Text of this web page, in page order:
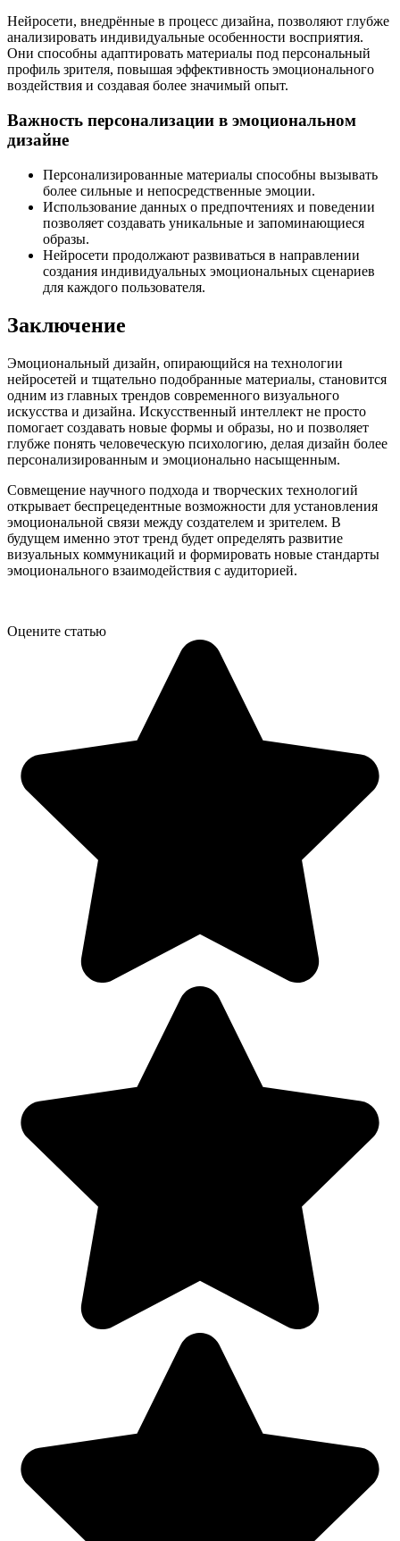
Нейросети, внедрённые в процесс дизайна, позволяют глубже
анализировать индивидуальные особенности восприятия.
Они способны адаптировать материалы под персональный
профиль зрителя, повышая эффективность эмоционального
воздействия и создавая более значимый опыт.
Важность персонализации в эмоциональном
дизайне
Персонализированные материалы способны вызывать
более сильные и непосредственные эмоции.
Использование данных о предпочтениях и поведении
позволяет создавать уникальные и запоминающиеся
образы.
Нейросети продолжают развиваться в направлении
создания индивидуальных эмоциональных сценариев
для каждого пользователя.
Заключение
Эмоциональный дизайн, опирающийся на технологии
нейросетей и тщательно подобранные материалы, становится
одним из главных трендов современного визуального
искусства и дизайна. Искусственный интеллект не просто
помогает создавать новые формы и образы, но и позволяет
глубже понять человеческую психологию, делая дизайн более
персонализированным и эмоционально насыщенным.
Совмещение научного подхода и творческих технологий
открывает беспрецедентные возможности для установления
эмоциональной связи между создателем и зрителем. В
будущем именно этот тренд будет определять развитие
визуальных коммуникаций и формировать новые стандарты
эмоционального взаимодействия с аудиторией.
Оцените статью